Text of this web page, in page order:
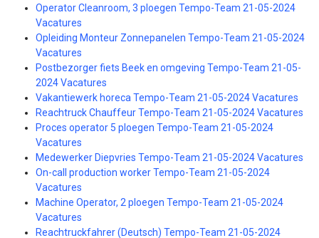
Operator Cleanroom, 3 ploegen Tempo-Team 21-05-2024
Vacatures
Opleiding Monteur Zonnepanelen Tempo-Team 21-05-2024
Vacatures
Postbezorger fiets Beek en omgeving Tempo-Team 21-05-
2024 Vacatures
Vakantiewerk horeca Tempo-Team 21-05-2024 Vacatures
Reachtruck Chauffeur Tempo-Team 21-05-2024 Vacatures
Proces operator 5 ploegen Tempo-Team 21-05-2024
Vacatures
Medewerker Diepvries Tempo-Team 21-05-2024 Vacatures
On-call production worker Tempo-Team 21-05-2024
Vacatures
Machine Operator, 2 ploegen Tempo-Team 21-05-2024
Vacatures
Reachtruckfahrer (Deutsch) Tempo-Team 21-05-2024